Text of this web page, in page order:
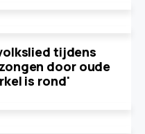
tijdens
door oude
is rond'